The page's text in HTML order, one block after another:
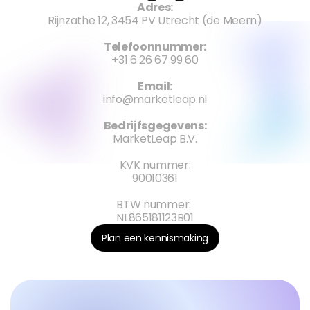
Adres:
Rijnzathe 12, 3454 PV Utrecht (de Meern)
Telefoonnummer:
+31 6 26 67 99 60
Email:
info@marketleap.nl
Bedrijfsgegevens:
MarketLeap B.V.
KVK nummer:
90010361
BTW nummer:
NL865181123B01
Plan een kennismaking